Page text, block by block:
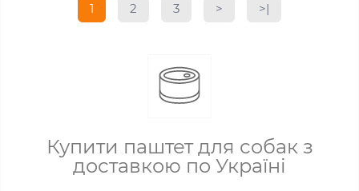
1 2 3 > >|
Купити паштет для собак з
доставкою по Україні